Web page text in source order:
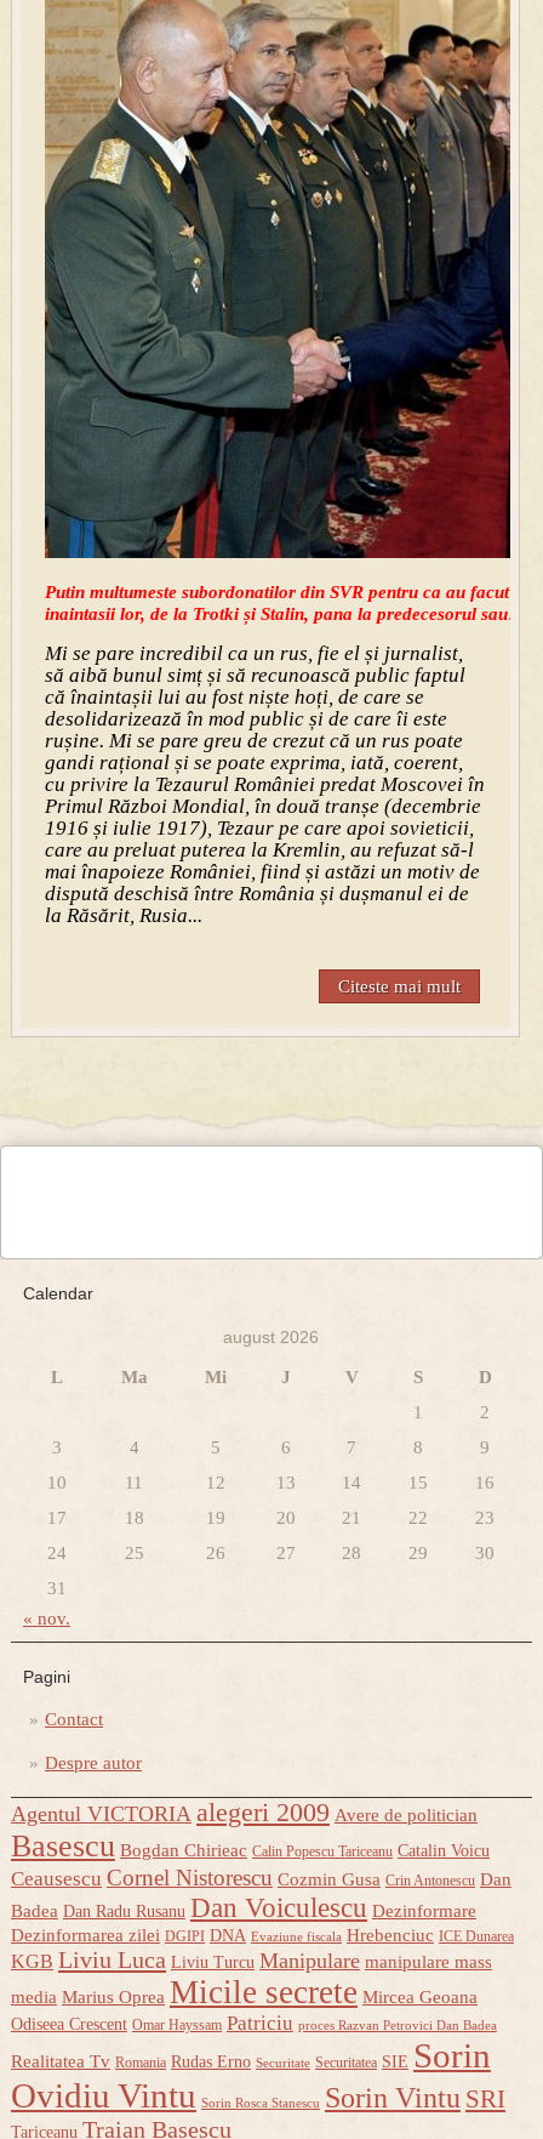
Putin multumeste subordonatilor din SVR pentru ca au facut
inaintasii lor, de la Trotki și Stalin, pana la predecesorul sau!
Mi se pare incredibil ca un rus, fie el și jurnalist,
să aibă bunul simț și să recunoască public faptul
că înaintașii lui au fost niște hoți, de care se
desolidarizează în mod public și de care îi este
rușine. Mi se pare greu de crezut că un rus poate
gandi rațional și se poate exprima, iată, coerent,
cu privire la Tezaurul României predat Moscovei în
Primul Război Mondial, în două tranșe (decembrie
1916 și iulie 1917), Tezaur pe care apoi sovieticii,
care au preluat puterea la Kremlin, au refuzat să-l
mai înapoieze României, fiind și astăzi un motiv de
dispută deschisă între România și dușmanul ei de
la Răsărit, Rusia...
Citeste mai mult
Calendar
august 2026
L Ma Mi J V S
D
1
2
3
4 5 6 7 8
9
10
11 12 13 14 15
16
17
18 19 20 21 22
23
24
25 26 27 28 29
30
31
« nov.
Pagini
Contact
Despre autor
Agentul VICTORIA alegeri 2009 Avere de politician
Basescu Bogdan Chirieac Calin Popescu Tariceanu Catalin Voicu
Ceausescu Cornel Nistorescu Cozmin Gusa Crin Antonescu Dan
Badea Dan Radu Rusanu Dan Voiculescu Dezinformare
Dezinformarea zilei DGIPI DNA Evaziune fiscala Hrebenciuc ICE Dunarea
KGB Liviu Luca Liviu Turcu Manipulare manipulare mass
media Marius Oprea Micile secrete Mircea Geoana
Odiseea Crescent Omar Hayssam Patriciu proces Razvan Petrovici Dan Badea
Realitatea Tv Romania Rudas Erno Securitate Securitatea SIE Sorin
Ovidiu Vintu Sorin Rosca Stanescu Sorin Vintu SRI
Tariceanu Traian Basescu